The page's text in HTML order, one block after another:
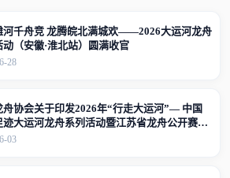
河千舟竞 龙腾皖北满城欢——2026大运河龙舟
动（安徽·淮北站）圆满收官
28
舟协会关于印发2026年“行走大运河”— 中国
迹大运河龙舟系列活动暨江苏省龙舟公开赛
宜兴站）竞赛规程的通知
03